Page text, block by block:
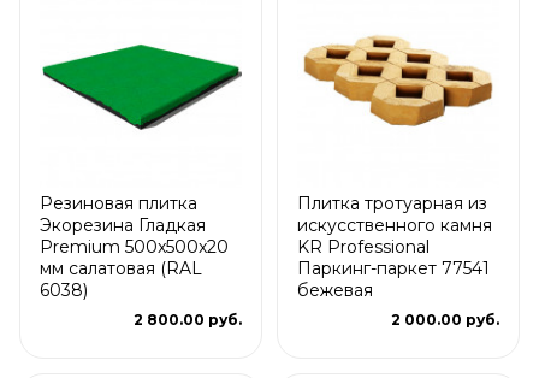
Резиновая плитка
Экорезина Гладкая
Premium 500x500x20
мм салатовая (RAL
6038)
2 800.00 руб.
Плитка тротуарная из
искусственного камня
KR Professional
Паркинг-паркет 77541
бежевая
2 000.00 руб.